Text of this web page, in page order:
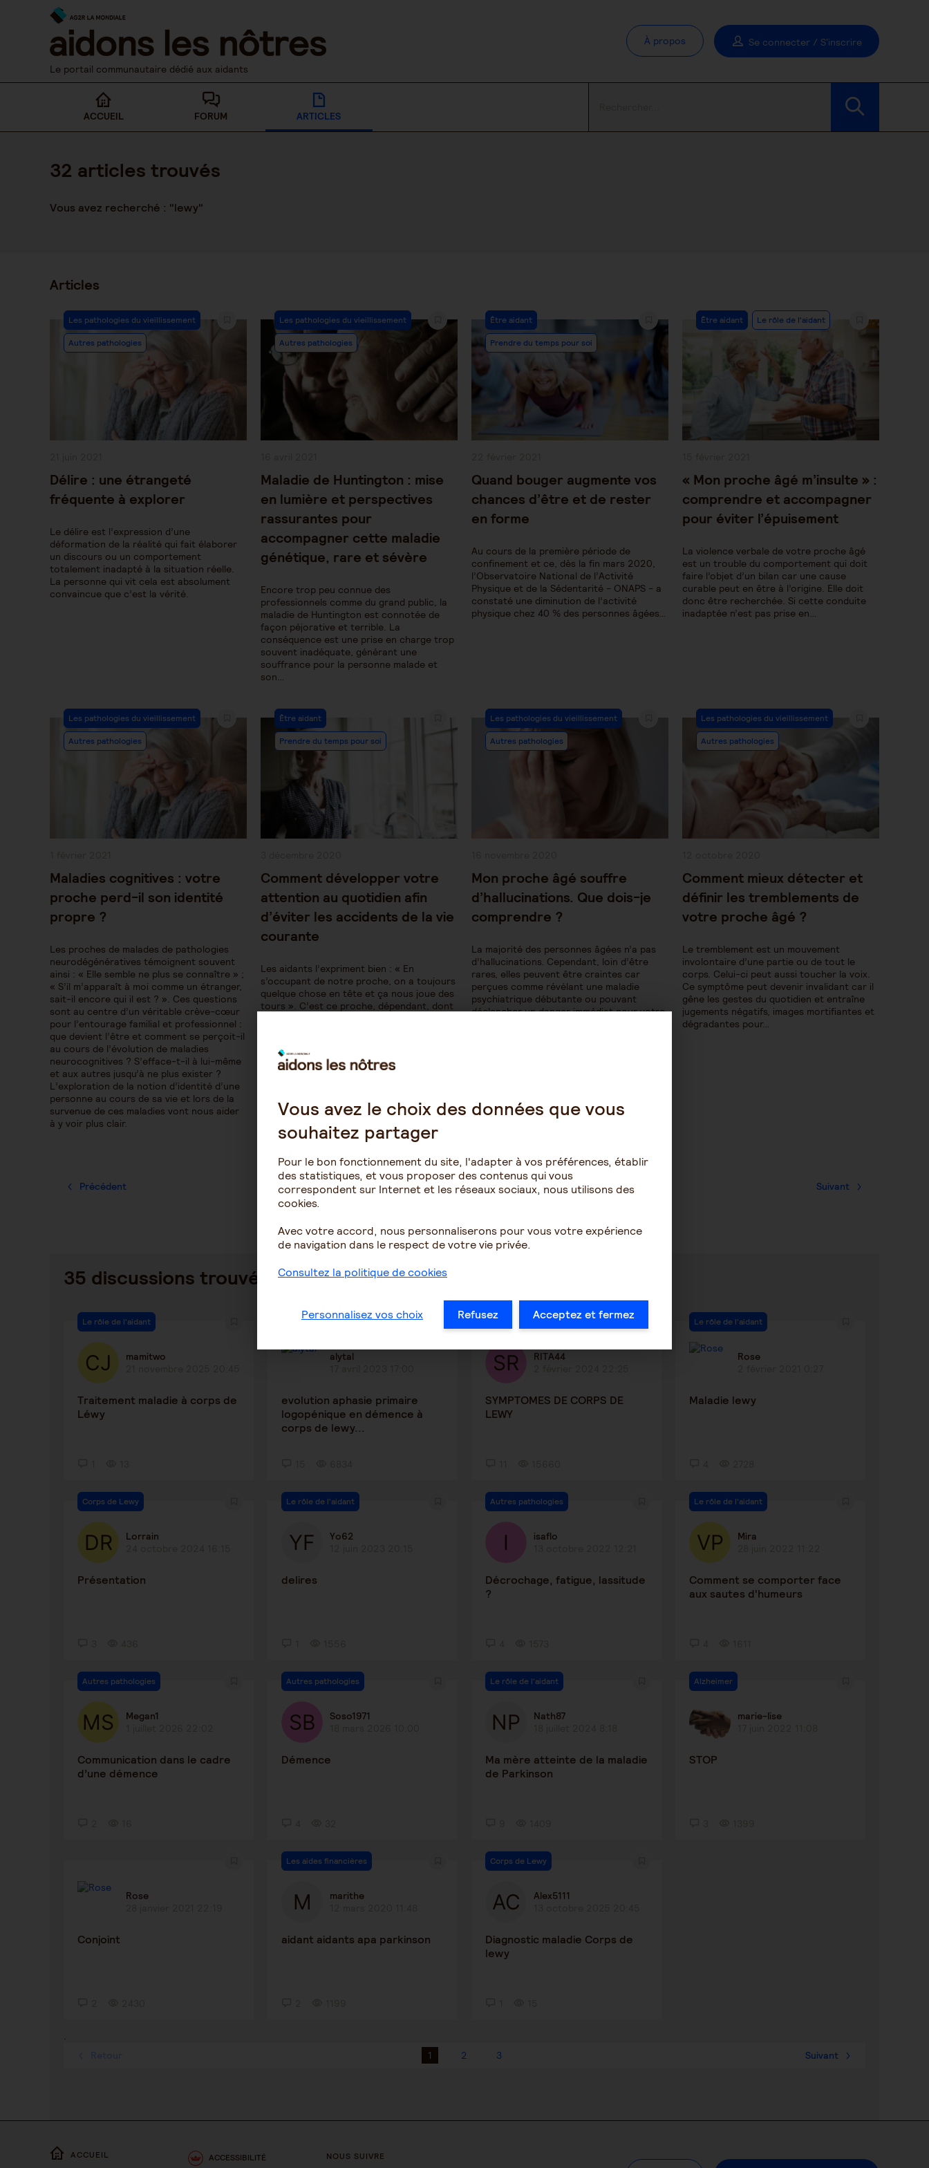
Le portail communautaire dédié aux aidants
À propos Se connecter / S'inscrire
ACCUEIL FORUM ARTICLES
32 articles trouvés
Vous avez recherché : "lewy"
Articles
Post
Category:
Les pathologies du vieillissement
Autres pathologies
Délire : une étrangeté
fréquente à explorer
Le délire est l’expression d’une
déformation de la réalité qui fait élaborer
un discours ou un comportement
totalement inadapté à la situation réelle.
La personne qui vit cela est absolument
convaincue que c’est la vérité.
Post
Category:
Les pathologies du vieillissement
Autres pathologies
Maladie de Huntington : mise
en lumière et perspectives
rassurantes pour
accompagner cette maladie
génétique, rare et sévère
Encore trop peu connue des
professionnels comme du grand public, la
maladie de Huntington est connotée de
façon péjorative et terrible. La
conséquence est une prise en charge trop
souvent inadéquate, générant une
souffrance pour la personne malade et
son…
Post
Category:
Être aidant
Prendre du temps pour soi
Quand bouger augmente vos
chances d’être et de rester
en forme
Au cours de la première période de
confinement et ce, dès la fin mars 2020,
l’Observatoire National de l’Activité
Physique et de la Sédentarité - ONAPS - a
constaté une diminution de l’activité
physique chez 40 % des personnes âgées…
Post
Category:
Être aidant Le rôle de l'aidant
« Mon proche âgé m’insulte » :
comprendre et accompagner
pour éviter l’épuisement
La violence verbale de votre proche âgé
est un trouble du comportement qui doit
faire l’objet d’un bilan car une cause
curable peut en être à l’origine. Elle doit
donc être recherchée. Si cette conduite
inadaptée n’est pas prise en…
Post
Category:
Les pathologies du vieillissement
Autres pathologies
Maladies cognitives : votre
proche perd-il son identité
propre ?
Les proches de malades de pathologies
neurodégénératives témoignent souvent
ainsi : « Elle semble ne plus se connaître » ;
« S’il m’apparaît à moi comme un étranger,
sait-il encore qui il est ? ». Ces questions
sont au centre d’un véritable crève-cœur
pour l’entourage familial et professionnel :
que devient l’être et comment se perçoit-il
au cours de l’évolution de maladies
neurocognitives ? S’efface-t-il à lui-même
et aux autres jusqu’à ne plus exister ?
L’exploration de la notion d’identité d’une
personne au cours de sa vie et lors de la
survenue de ces maladies vont nous aider
à y voir plus clair.
Post
Category:
Être aidant
Prendre du temps pour soi
Comment développer votre
attention au quotidien afin
d’éviter les accidents de la vie
courante
Les aidants l’expriment bien : « En
s’occupant de notre proche, on a toujours
quelque chose en tête et ça nous joue des
tours ». C’est ce proche, dépendant, dont
Post
Category:
Les pathologies du vieillissement
Autres pathologies
Mon proche âgé souffre
d’hallucinations. Que dois-je
comprendre ?
La majorité des personnes âgées n’a pas
d’hallucinations. Cependant, loin d’être
rares, elles peuvent être craintes car
perçues comme révélant une maladie
psychiatrique débutante ou pouvant
déclencher un danger immédiat pour votre
Post
Category:
Les pathologies du vieillissement
Autres pathologies
Comment mieux détecter et
définir les tremblements de
votre proche âgé ?
Le tremblement est un mouvement
involontaire d’une partie ou de tout le
corps. Celui-ci peut aussi toucher la voix.
Ce symptôme peut devenir invalidant car il
gêne les gestes du quotidien et entraîne
jugements négatifs, images mortifiantes et
dégradantes pour…
Précédent 1 2 3 4 Suivant
35 discussions trouvées
Le rôle de l'aidant
mamitwo
Traitement maladie à corps de
Léwy
Corps de Lewy
alytal
evolution aphasie primaire
logopénique en démence à
corps de lewy...
Corps de Lewy
RITA44
SYMPTOMES DE CORPS DE
LEWY
Le rôle de l'aidant
Rose
Maladie lewy
Corps de Lewy
Lorrain
Présentation
Le rôle de l'aidant
Yo62
delires
Autres pathologies
isaflo
Décrochage, fatigue, lassitude
?
Le rôle de l'aidant
Mira
Comment se comporter face
aux sautes d'humeurs
Autres pathologies
Megan1
Communication dans le cadre
d’une démence
Autres pathologies
Soso1971
Démence
Le rôle de l'aidant
Nath87
Ma mère atteinte de la maladie
de Parkinson
Alzheimer
marie-lise
STOP
Rose
Conjoint
Les aides financières
marithe
aidant aidants apa parkinson
Corps de Lewy
Alex5111
Diagnostic maladie Corps de
lewy
.
1 2 3 Suivant
ACCUEIL ACCESSIBILITÉ NOUS SUIVRE
Vous avez le choix des données que vous
souhaitez partager
Pour le bon fonctionnement du site, l'adapter à vos préférences, établir
des statistiques, et vous proposer des contenus qui vous
correspondent sur Internet et les réseaux sociaux, nous utilisons des
cookies.
Avec votre accord, nous personnaliserons pour vous votre expérience
de navigation dans le respect de votre vie privée.
Consultez la politique de cookies
Personnalisez vos choix Refusez Acceptez et fermez